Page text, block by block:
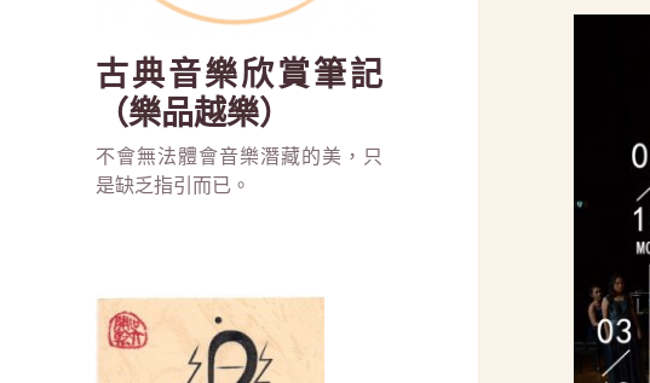
古典音樂欣賞筆記
（樂品越樂）
不會無法體會音樂潛藏的美，只
是缺乏指引而已。